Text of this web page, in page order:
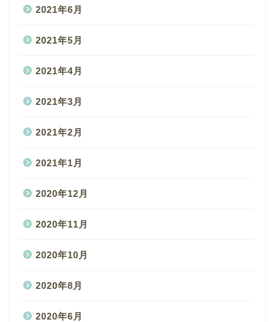
2021年6月
2021年5月
2021年4月
2021年3月
2021年2月
2021年1月
2020年12月
2020年11月
2020年10月
2020年8月
2020年6月